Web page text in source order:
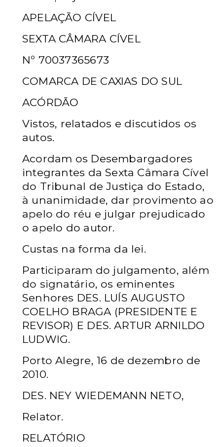
APELAÇÃO CÍVEL
SEXTA CÂMARA CÍVEL
Nº 70037365673
COMARCA DE CAXIAS DO SUL
ACÓRDÃO
Vistos, relatados e discutidos os
autos.
Acordam os Desembargadores
integrantes da Sexta Câmara Cível
do Tribunal de Justiça do Estado,
à unanimidade, dar provimento ao
apelo do réu e julgar prejudicado
o apelo do autor.
Custas na forma da lei.
Participaram do julgamento, além
do signatário, os eminentes
Senhores DES. LUÍS AUGUSTO
COELHO BRAGA (PRESIDENTE E
REVISOR) E DES. ARTUR ARNILDO
LUDWIG.
Porto Alegre, 16 de dezembro de
2010.
DES. NEY WIEDEMANN NETO,
Relator.
RELATÓRIO